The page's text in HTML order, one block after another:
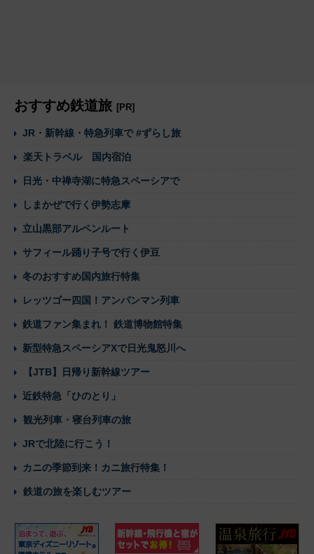
おすすめ鉄道旅 [PR]
JR・新幹線・特急列車で #ずらし旅
楽天トラベル 国内宿泊
日光・中禅寺湖に特急スペーシアで
しまかぜで行く伊勢志摩
立山黒部アルペンルート
サフィール踊り子号で行く伊豆
冬のおすすめ国内旅行特集
レッツゴー四国！アンパンマン列車
鉄道ファン集まれ！ 鉄道博物館特集
新型特急スペーシアXで日光鬼怒川へ
【JTB】日帰り新幹線ツアー
近鉄特急「ひのとり」
観光列車・寝台列車の旅
JRで北陸に行こう！
カニの季節到来！カニ旅行特集！
鉄道の旅を楽しむツアー